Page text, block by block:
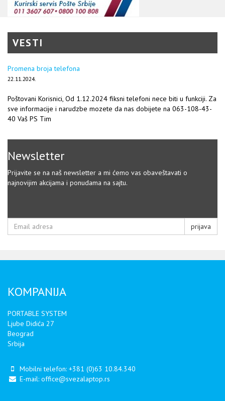
VESTI
Promena broja telefona
22.11.2024.
Poštovani Korisnici, Od 1.12.2024 fiksni telefoni nece biti u funkciji. Za
sve informacije i narudzbe mozete da nas dobijete na 063-108-43-
40 Vaš PS Tim
Newsletter
Prijavite se na naš newsletter a mi ćemo vas obaveštavati o
najnovijim akcijama i ponudama na sajtu.
prijava
KOMPANIJA
PORTABLE SYSTEM
Ljube Didića 27
Beograd
Srbija
Mobilni telefon: +381 (0)63 10.84.340
E-mail: office@svezalaptop.rs